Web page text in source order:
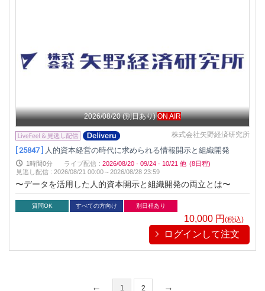
2026/08/20 (別日あり) ON AIR
株式会社矢野経済研究所
[ 25847 ] 人的資本経営の時代に求められる情報開示と組織開発
1時間0分 ライブ配信 : 2026/08/20 · 09/24 · 10/21 他 (8日程)
見逃し配信 :2026/08/21 00:00～2026/08/28 23:59
〜データを活用した人的資本開示と組織開発の両立とは〜
質問OK すべての方向け 別日程あり
10,000 円(税込)
ログインして注文
1 2